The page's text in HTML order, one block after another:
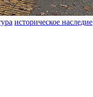
историческое наследие